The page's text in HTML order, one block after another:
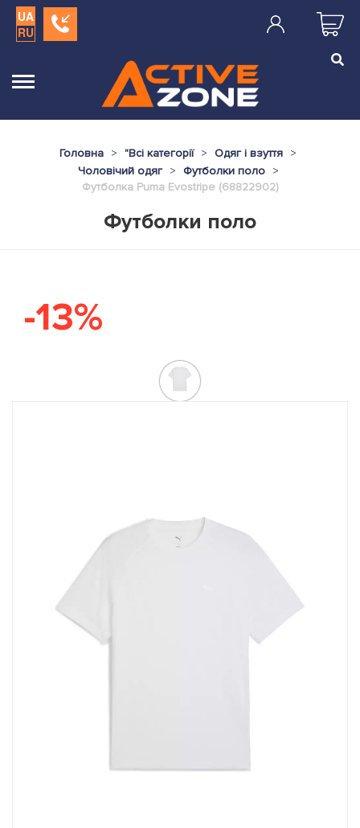
UA
RU
Головна "Всі категорії
Одяг і взуття
Чоловічий одяг
Футболки поло
Футболка Puma Evostripe (68822902)
Футболки поло
-13%